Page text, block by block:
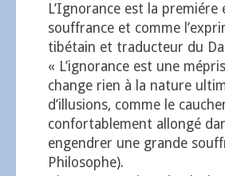
L’Ignorance est la
souffrance et comme
tibétain et traducteur du
« L’ignorance est une
change rien à la nature
d’illusions, comme le
confortablement allongé
engendrer une grande
Philosophe).